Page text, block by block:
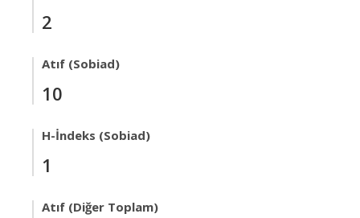
2
Atıf (Sobiad)
10
H-İndeks (Sobiad)
1
Atıf (Diğer Toplam)